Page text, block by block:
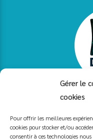
Gérer le
cookies
Pour offrir les meilleures
cookies pour stocker et/ou
consentir à ces technologies
e